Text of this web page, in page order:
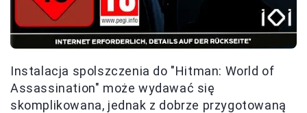
Instalacja spolszczenia do "Hitman: World of
Assassination" może wydawać się
skomplikowana, jednak z dobrze przygotowaną